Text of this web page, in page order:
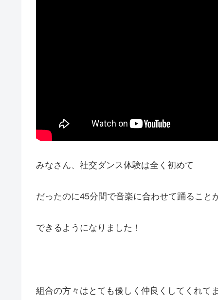
みなさん、社交ダンス体験は全く初めて
だったのに45分間で音楽に合わせて踊ること
できるようになりました！
組合の方々はとても優しく仲良くしてくれてま